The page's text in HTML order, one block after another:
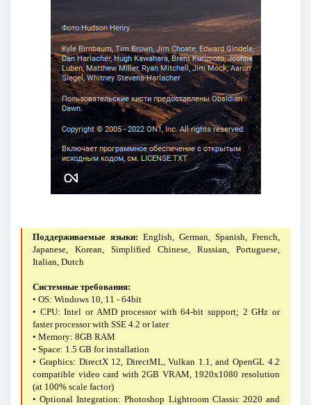
Поддерживаемые языки: English, German, Spanish, French,
Japanese, Korean, Simplified Chinese, Russian, Portuguese,
Italian, Dutch
Системные требования:
• OS: Windows 10, 11 - 64bit
• CPU: Intel or AMD processor with 64-bit support; 2 GHz or
faster processor with SSE 4.2 or later
• Memory: 8GB RAM
• Space: 1.5 GB for installation
• Graphics: DirectX 12, DirectML, Vulkan 1.1, and OpenGL 4.2
compatible video card with 2GB VRAM, 1920x1080 resolution
(at 100% scale factor)
• Optional Integration: Photoshop Lightroom Classic 2020 and